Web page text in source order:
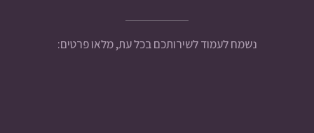
נשמח לעמוד לשירותכם בכל עת, מלאו פרטים: